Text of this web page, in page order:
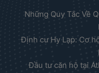
Những Quy Tắc Về
Định cư Hy Lạp: Cơ
Đầu tư căn hộ tại